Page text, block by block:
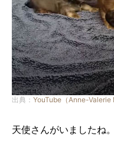
出典： YouTube（Anne-Valerie
天使さんがいましたね。